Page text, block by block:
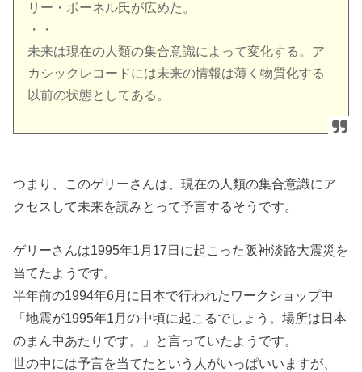
リー・ボーネル氏が広めた。
・・
未来は現在の人類の集合意識によって変化する。ア
カシックレコードには未来の情報は薄く物質化する
以前の状態としてある。
つまり、このゲリーさんは、現在の人類の集合意識にア
クセスして未来を読みとって予言するそうです。
ゲリーさんは1995年1月17日に起こった阪神淡路大震災を
当てたようです。
半年前の1994年6月に日本で行われたワークショップ中
「地震が1995年1月の中頃に起こるでしょう。場所は日本
のまん中あたりです。」と言っていたようです。
世の中には予言を当てたという人がいっぱいいますが、